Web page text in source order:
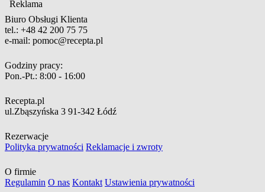
Reklama
Biuro Obsługi Klienta
tel.: +48 42 200 75 75
e-mail: pomoc@recepta.pl
Godziny pracy:
Pon.-Pt.: 8:00 - 16:00
Recepta.pl
ul.Zbąszyńska 3 91-342 Łódź
Rezerwacje
Polityka prywatności Reklamacje i zwroty
O firmie
Regulamin O nas Kontakt Ustawienia prywatności